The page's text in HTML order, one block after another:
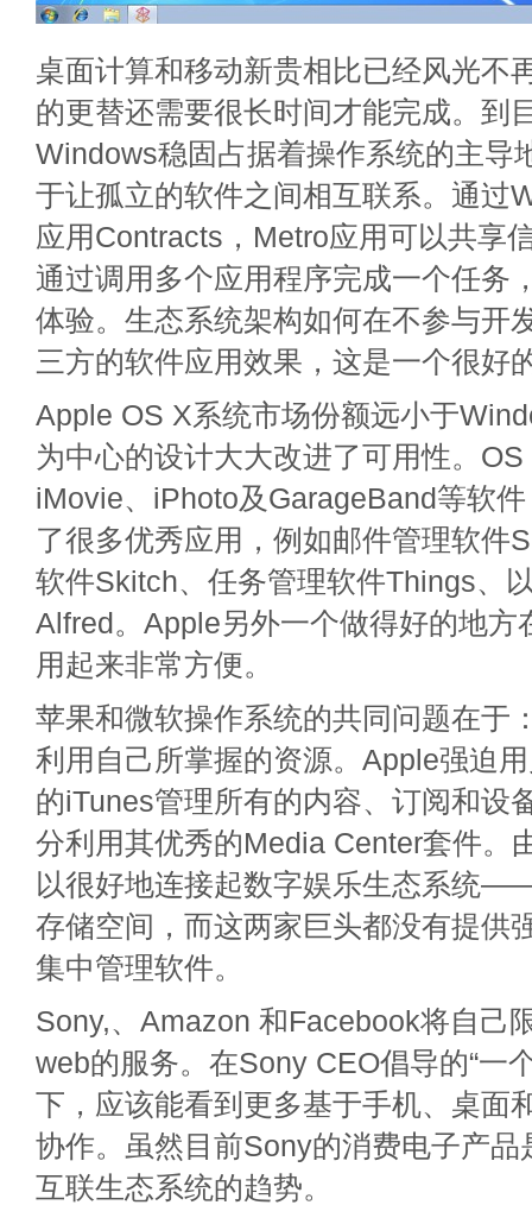
桌面计算和移动新贵相比已经风光不
的更替还需要很长时间才能完成。到
Windows稳固占据着操作系统的主导
于让孤立的软件之间相互联系。通过
应用Contracts，Metro应用可以共享
通过调用多个应用程序完成一个任务
体验。生态系统架构如何在不参与开
三方的软件应用效果，这是一个很好
Apple OS X系统市场份额远小于
为中心的设计大大改进了可用性。
iMovie、iPhoto及GarageBand等软
了很多优秀应用，例如邮件管理软件
软件Skitch、任务管理软件Things、
Alfred。Apple另外一个做得好的地方
用起来非常方便。
苹果和微软操作系统的共同问题在于
利用自己所掌握的资源。Apple强迫
的iTunes管理所有的内容、订阅和设
分利用其优秀的Media Center套件。
以很好地连接起数字娱乐生态系统
存储空间，而这两家巨头都没有提供
集中管理软件。
Sony,、Amazon 和Facebook将自己
web的服务。在Sony CEO倡导的“一
下，应该能看到更多基于手机、桌面
协作。虽然目前Sony的消费电子产品
互联生态系统的趋势。